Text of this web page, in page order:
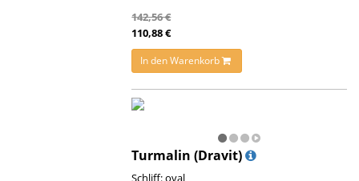
142,56 €
110,88 €
In den Warenkorb
Turmalin (Dravit)
Schliff: oval